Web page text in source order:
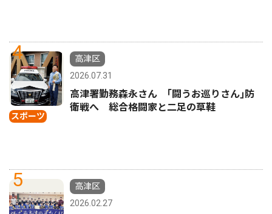
4
スポーツ
高津区
2026.07.31
高津署勤務森永さん ｢闘うお巡りさん｣防
衛戦へ 総合格闘家と二足の草鞋
5
高津区
2026.02.27